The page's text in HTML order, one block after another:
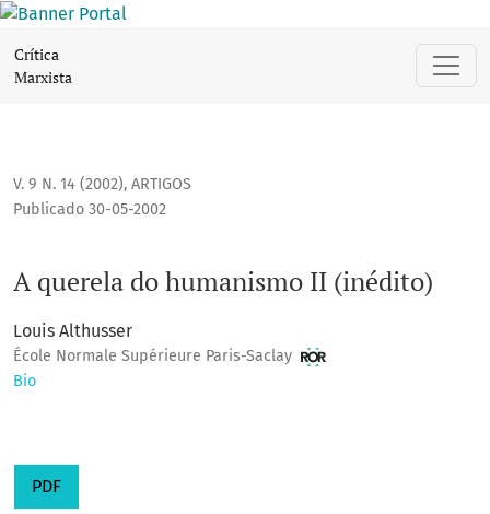
Crítica
Marxista
V. 9 N. 14 (2002), ARTIGOS
A querela do humanismo II (inédito)
Publicado 30-05-2002
Louis Althusser
École Normale Supérieure Paris-Saclay
Bio
PDF